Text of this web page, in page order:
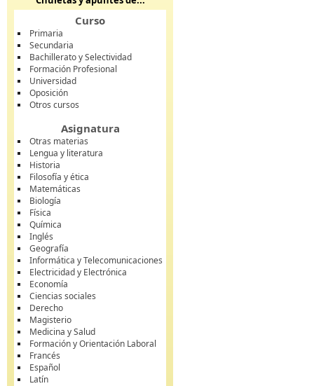
Curso
Primaria
Secundaria
Bachillerato y Selectividad
Formación Profesional
Universidad
Oposición
Otros cursos
Asignatura
Otras materias
Lengua y literatura
Historia
Filosofía y ética
Matemáticas
Biología
Física
Química
Inglés
Geografía
Informática y Telecomunicaciones
Electricidad y Electrónica
Economía
Ciencias sociales
Derecho
Magisterio
Medicina y Salud
Formación y Orientación Laboral
Francés
Español
Latín